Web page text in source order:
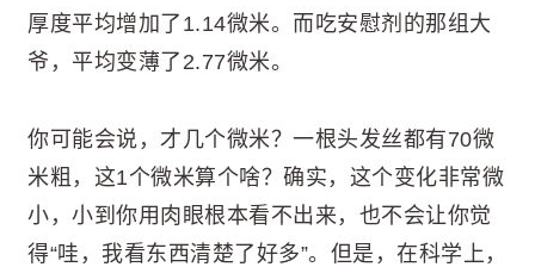
厚度平均增加了1.14微米。而吃安慰剂的那组大
爷，平均变薄了2.77微米。
你可能会说，才几个微米？一根头发丝都有70微
米粗，这1个微米算个啥？确实，这个变化非常微
小，小到你用肉眼根本看不出来，也不会让你觉
得“哇，我看东西清楚了好多”。但是，在科学上，